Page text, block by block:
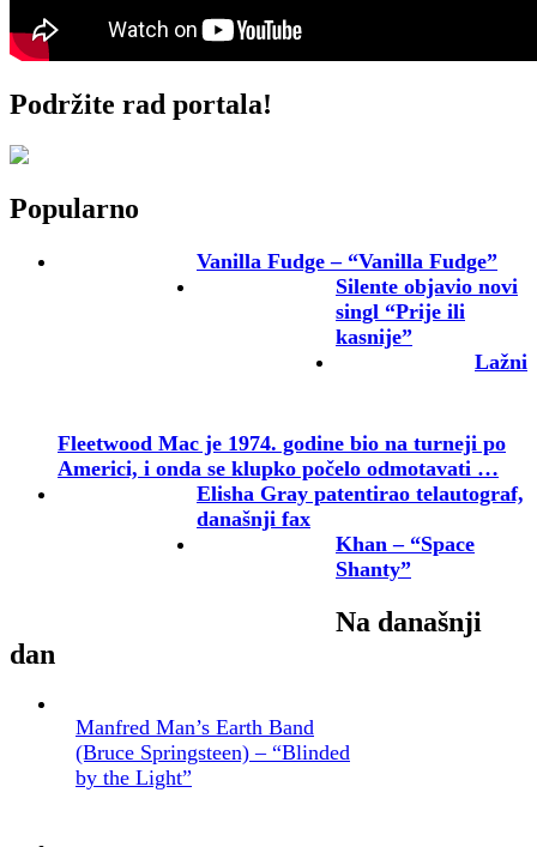
Podržite rad portala!
Popularno
Vanilla Fudge – “Vanilla Fudge”
Silente objavio novi
singl “Prije ili
kasnije”
Lažni
Fleetwood Mac je 1974. godine bio na turneji po
Americi, i onda se klupko počelo odmotavati …
Elisha Gray patentirao telautograf,
današnji fax
Khan – “Space
Shanty”
Na današnji
dan
Manfred Man’s Earth Band
(Bruce Springsteen) – “Blinded
by the Light”